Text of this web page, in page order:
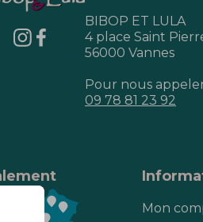
BIBOP ET LULA
4 place Saint
56000 Vannes
Pour nous
09 78 81 23 92
Mon